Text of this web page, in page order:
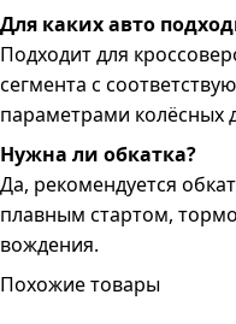
Для каких авто
Подходит для
сегмента с
параметрами колёсных
Нужна ли обкатка?
Да, рекомендуется
плавным стартом,
вождения.
Похожие товары